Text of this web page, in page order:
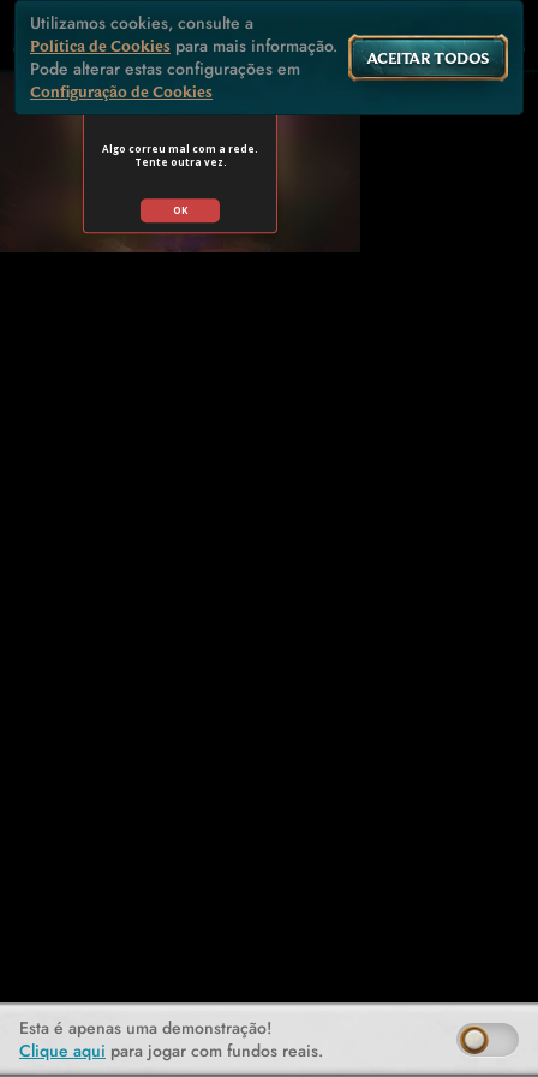
Esta é apenas uma demonstração!
Clique aqui para jogar com fundos reais.
Utilizamos cookies, consulte a
Política de Cookies para mais informação.
Pode alterar estas configurações em
Configuração de Cookies
ACEITAR TODOS